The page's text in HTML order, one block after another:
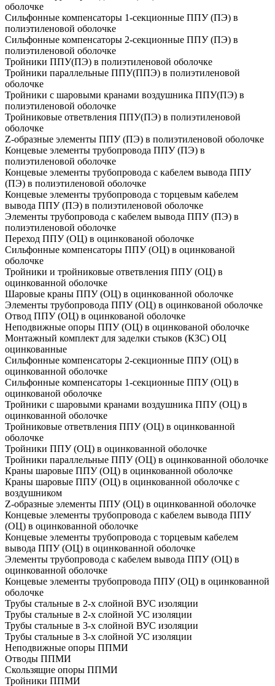
оболочке
Сильфонные компенсаторы 1-секционные ППУ (ПЭ) в
полиэтиленовой оболочке
Сильфонные компенсаторы 2-секционные ППУ (ПЭ) в
полиэтиленовой оболочке
Тройники ППУ(ПЭ) в полиэтиленовой оболочке
Тройники параллельные ППУ(ППЭ) в полиэтиленовой
оболочке
Тройники с шаровыми кранами воздушника ППУ(ПЭ) в
полиэтиленовой оболочке
Тройниковые ответвления ППУ(ПЭ) в полиэтиленовой
оболочке
Z-образные элементы ППУ (ПЭ) в полиэтиленовой оболочке
Концевые элементы трубопровода ППУ (ПЭ) в
полиэтиленовой оболочке
Концевые элементы трубопровода с кабелем вывода ППУ
(ПЭ) в полиэтиленовой оболочке
Концевые элементы трубопровода с торцевым кабелем
вывода ППУ (ПЭ) в полиэтиленовой оболочке
Элементы трубопровода с кабелем вывода ППУ (ПЭ) в
полиэтиленовой оболочке
Переход ППУ (ОЦ) в оцинкованой оболочке
Сильфонные компенсаторы ППУ (ОЦ) в оцинкованой
оболочке
Тройники и тройниковые ответвления ППУ (ОЦ) в
оцинкованной оболочке
Шаровые краны ППУ (ОЦ) в оцинкованной оболочке
Элементы трубопровода ППУ (ОЦ) в оцинкованой оболочке
Отвод ППУ (ОЦ) в оцинкованой оболочке
Неподвижные опоры ППУ (ОЦ) в оцинкованой оболочке
Монтажный комплект для заделки стыков (КЗС) ОЦ
оцинкованные
Сильфонные компенсаторы 2-секционные ППУ (ОЦ) в
оцинкованной оболочке
Сильфонные компенсаторы 1-секционные ППУ (ОЦ) в
оцинкованой оболочке
Тройники с шаровыми кранами воздушника ППУ (ОЦ) в
оцинкованной оболочке
Тройниковые ответвления ППУ (ОЦ) в оцинкованной
оболочке
Тройники ППУ (ОЦ) в оцинкованной оболочке
Тройники параллельные ППУ (ОЦ) в оцинкованной оболочке
Краны шаровые ППУ (ОЦ) в оцинкованной оболочке
Краны шаровые ППУ (ОЦ) в оцинкованной оболочке с
воздушником
Z-образные элементы ППУ (ОЦ) в оцинкованной оболочке
Концевые элементы трубопровода с кабелем вывода ППУ
(ОЦ) в оцинкованной оболочке
Концевые элементы трубопровода с торцевым кабелем
вывода ППУ (ОЦ) в оцинкованной оболочке
Элементы трубопровода с кабелем вывода ППУ (ОЦ) в
оцинкованной оболочке
Концевые элементы трубопровода ППУ (ОЦ) в оцинкованной
оболочке
Трубы стальные в 2-х слойной ВУС изоляции
Трубы стальные в 2-х слойной УС изоляции
Трубы стальные в 3-х слойной ВУС изоляции
Трубы стальные в 3-х слойной УС изоляции
Неподвижные опоры ППМИ
Отводы ППМИ
Скользящие опоры ППМИ
Тройники ППМИ